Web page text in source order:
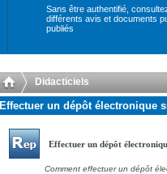
Sans être authentifié,
différents avis et documents
publiés
Didacticiels
Effectuer un dépôt électronique
Effectuer un dépôt
Comment effectuer un dépôt